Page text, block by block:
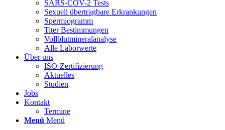
SARS-COV-2 Tests
Sexuell übertragbare Erkrankungen
Spermiogramm
Titer Bestimmungen
Vollblutmineralanalyse
Alle Laborwerte
Über uns
ISO-Zertifizierung
Aktuelles
Studien
Jobs
Kontakt
Termine
Menü Menü